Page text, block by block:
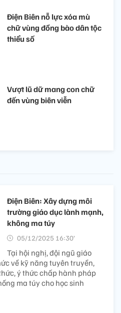
Điện Biên nỗ lực xóa mù
chữ vùng đồng bào dân tộc
thiểu số
Vượt lũ dữ mang con chữ
đến vùng biên viễn
Điện Biên: Xây dựng môi
trường giáo dục lành mạnh,
không ma túy
05/12/2025 16:30’
Tại hội nghị, đội ngũ giáo
về kỹ năng tuyên truyền,
ý thức chấp hành pháp
ma túy cho học sinh